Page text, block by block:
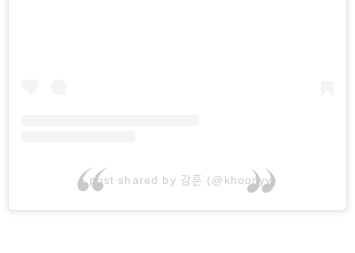
A post shared by 강훈 (@khoonyy)